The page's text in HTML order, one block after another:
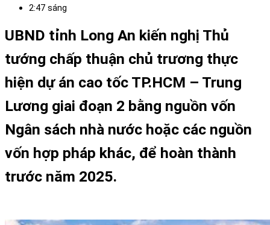
2:47 sáng
UBND tỉnh Long An kiến nghị Thủ
tướng chấp thuận chủ trương thực
hiện dự án cao tốc TP.HCM – Trung
Lương giai đoạn 2 bằng nguồn vốn
Ngân sách nhà nước hoặc các nguồn
vốn hợp pháp khác, để hoàn thành
trước năm 2025.